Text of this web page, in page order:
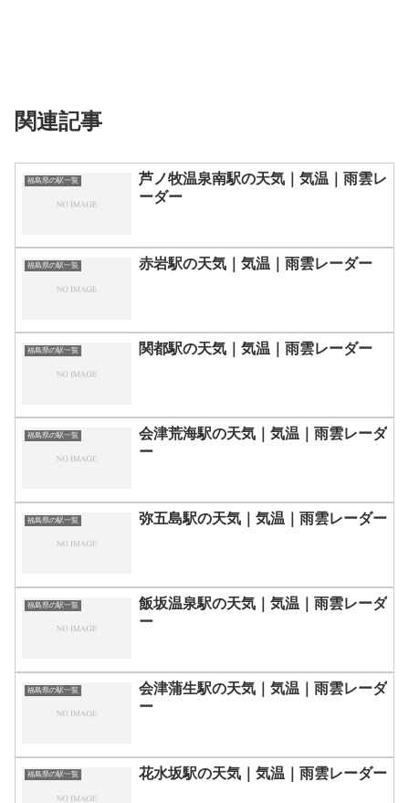
関連記事
福島県の駅一覧
芦ノ牧温泉南駅の天気｜気温｜雨雲レ
ーダー
福島県の駅一覧 赤岩駅の天気｜気温｜雨雲レーダー
福島県の駅一覧 関都駅の天気｜気温｜雨雲レーダー
福島県の駅一覧
会津荒海駅の天気｜気温｜雨雲レーダ
ー
福島県の駅一覧 弥五島駅の天気｜気温｜雨雲レーダー
福島県の駅一覧
飯坂温泉駅の天気｜気温｜雨雲レーダ
ー
福島県の駅一覧
会津蒲生駅の天気｜気温｜雨雲レーダ
ー
福島県の駅一覧 花水坂駅の天気｜気温｜雨雲レーダー